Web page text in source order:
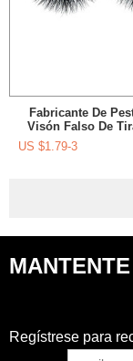
Fabricante De
Visón Falso De
De Belleza
Paquete
US $1.79-3
Regístrese para